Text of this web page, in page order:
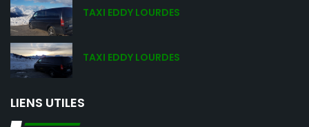
TAXI EDDY LOURDES
TAXI EDDY LOURDES
LIENS UTILES